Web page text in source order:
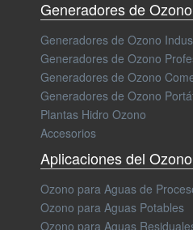
Generadores de Ozono
Generadores de Ozono
Generadores de Ozono
Generadores de Ozono
Generadores de Ozono
Plantas Hidro Ozono
Accesorios
Aplicaciones del Ozono
Ozono para Aguas de
Ozono para Aguas Potables
Ozono para Aguas